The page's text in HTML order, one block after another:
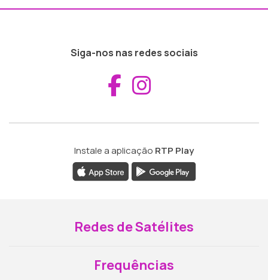
Siga-nos nas redes sociais
Aceder ao
Instale a aplicação RTP Play
Redes de Satélites
Frequências